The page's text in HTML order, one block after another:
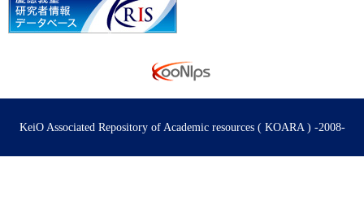
KeiO Associated Repository of Academic resources ( KOARA ) -2008-